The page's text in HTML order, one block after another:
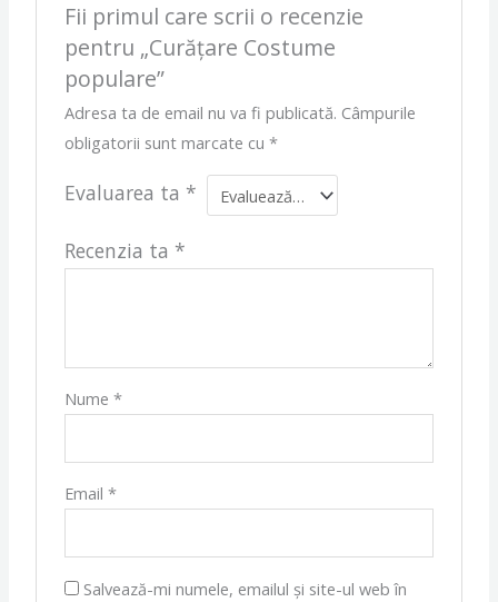
Fii primul care scrii o recenzie
pentru „Curățare Costume
populare”
Adresa ta de email nu va fi publicată. Câmpurile
obligatorii sunt marcate cu *
Evaluarea ta *
Recenzia ta *
Nume *
Email *
Salvează-mi numele, emailul și site-ul web în